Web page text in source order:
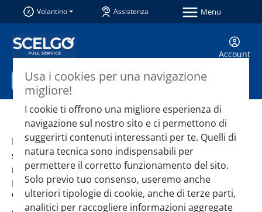
Usa i cookies per una navigazione
migliore!
I cookie ti offrono una migliore esperienza di
navigazione sul nostro sito e ci permettono di
suggerirti contenuti interessanti per te. Quelli di
natura tecnica sono indispensabili per
permettere il corretto funzionamento del sito.
Solo previo tuo consenso, useremo anche
ulteriori tipologie di cookie, anche di terze parti,
analitici per raccogliere informazioni aggregate
Volantino Assistenza Menu
Account
supportato
La società si è adeguata al D.lgs 24/2023 in tema di
segnalazioni (c.d. “Decreto Whistleblowing
relativeLINEE GUIDA ANAC.
Per prendere visione del “PROTOCOLLO
WHISTLEBLOWING” adottato dalloSCELGO S.p.A.in